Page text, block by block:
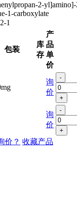
2-
1-carboxylate
1
包装
库
存
产
品
单
价
询
价
-
+
询
价
-
+
价？ 收藏产品